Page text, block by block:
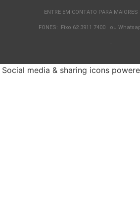
ENTRE EM CONTATO PARA MAIORES
FONES: Fixo 62 3911 7400 ou
.
Social media & sharing icons